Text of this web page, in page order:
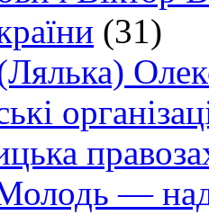
(31)
—